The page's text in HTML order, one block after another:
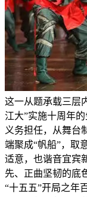
这一从题承载三层
江大”实施十周年
义务担任，从舞台
端聚成“帆船”，取
适意，也谐音宜宾
先、正曲坚韧的底
“十五五”开局之年